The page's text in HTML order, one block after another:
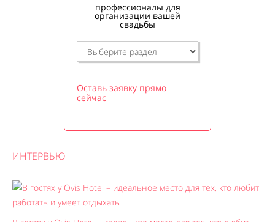
профессионалы для
организации вашей
свадьбы
Оставь заявку прямо
сейчас
ИНТЕРВЬЮ